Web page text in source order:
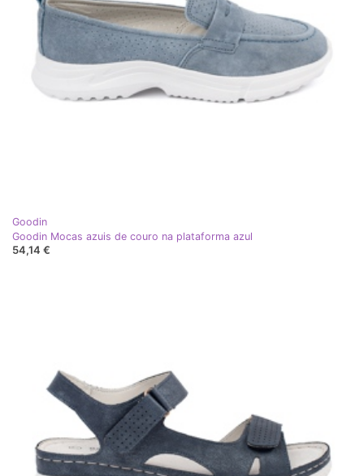
Goodin
Goodin Mocas azuis de couro na plataforma azul
54,14 €